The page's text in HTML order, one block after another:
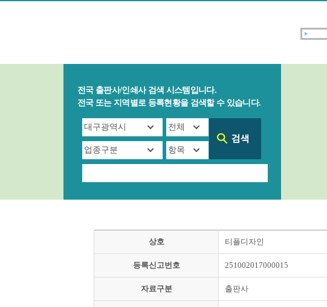
전국 출판사/인쇄사 검색 시스템입니다.
전국 또는 지역별로 등록현황을 검색할 수 있습니다.
상호 티플디자인
등록신고번호 251002017000015
자료구분 출판사